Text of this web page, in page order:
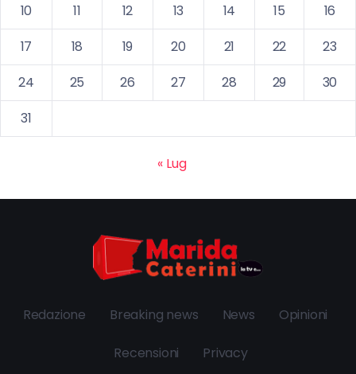
10
11 12 13 14 15
16
17
18 19 20 21 22
23
24
25 26 27 28 29
30
31
« Lug
Redazione Breaking news News Opinioni
Recensioni Privacy